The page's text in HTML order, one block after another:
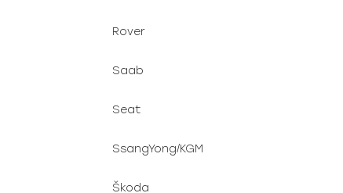
Rover
Saab
Seat
SsangYong/KGM
Škoda